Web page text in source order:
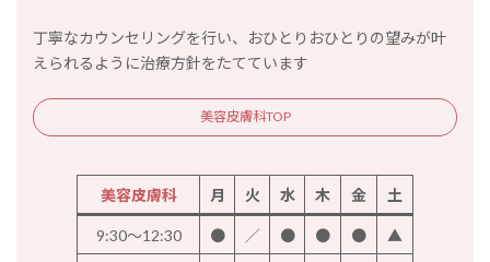
丁寧なカウンセリングを行い、おひとりおひとりの望みが叶
えられるように治療方針をたてています
美容皮膚科TOP
美容皮膚科 月 火 水 木 金 土
9:30～12:30 ● ／ ● ● ● ▲